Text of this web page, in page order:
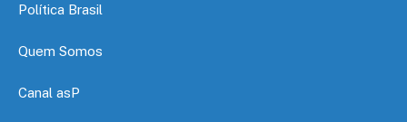
Política Brasil
Quem Somos
Canal asP